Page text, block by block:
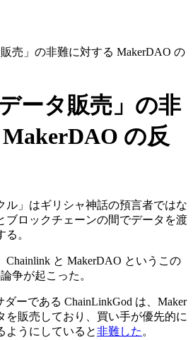
販売」の非難に対する MakerDAO の
ータ販売」の非
の反
ル」はギリシャ神話の預言者ではな
ブロックチェーンの間でデータを渡
。
と MakerDAO というこの
争が起こった。
ーである ChainLinkGod は、Maker
を販売しており、買い手が優先的に
ようにしていると非難した 。